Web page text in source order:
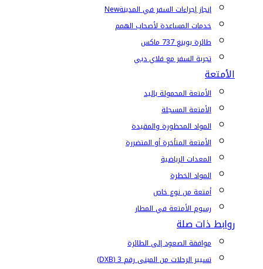
إنجاز إجراءات السفر في المدينةNew
خدمات المساعدة لأصحاب الهمم
طائرة بوينغ 737 ماكس
تجربة السفر مع فلاي دبي
الأمتعة
الأمتعة المحمولة باليد
الأمتعة المسجلة
المواد المحظورة والمقيدة
الأمتعة المتأخرة أو المتضررة
المعدات الرياضية
المواد الخطرة
أمتعة من نوع خاص
رسوم الأمتعة في المطار
روابط ذات صلة
موافقة الصعود إلى الطائرة
تسيير الرحلات من المبنى رقم 3 (DXB)